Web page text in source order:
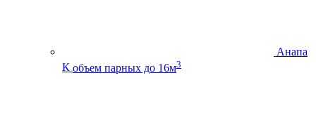
Анапа
К объем парных до 16м3